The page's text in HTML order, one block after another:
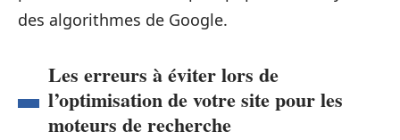
des algorithmes de Google.
Les erreurs à éviter lors de
l’optimisation de votre site pour les
moteurs de recherche